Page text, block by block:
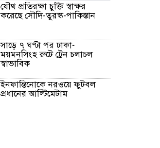
যৌথ প্রতিরক্ষা চুক্তি স্বাক্ষর
করেছে সৌদি-তুরস্ক-পাকিস্তান
সাড়ে ৭ ঘণ্টা পর ঢাকা-
ময়মনসিংহ রুটে ট্রেন চলাচল
স্বাভাবিক
ইনফান্তিনোকে নরওয়ে ফুটবল
প্রধানের আল্টিমেটাম